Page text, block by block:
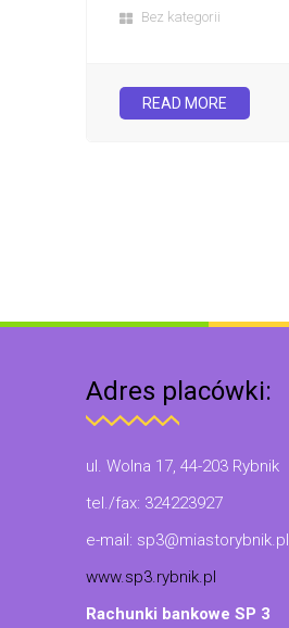
Bez kategorii
READ MORE
Adres placówki:
ul. Wolna 17, 44-203 Rybnik
tel./fax: 324223927
e-mail: sp3@miastorybnik.pl
www.sp3.rybnik.pl
Rachunki bankowe SP 3